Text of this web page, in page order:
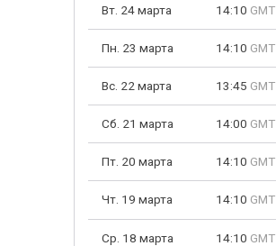
Вт. 24 марта 14:10 GMT
Пн. 23 марта 14:10 GMT
Вс. 22 марта 13:45 GMT
Сб. 21 марта 14:00 GMT
Пт. 20 марта 14:10 GMT
Чт. 19 марта 14:10 GMT
Ср. 18 марта 14:10 GMT